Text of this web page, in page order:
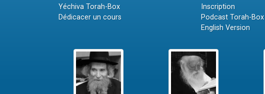
Yéchiva Torah-Box
Dédicacer un cours
Inscription
Podcast Torah-Box
English Version